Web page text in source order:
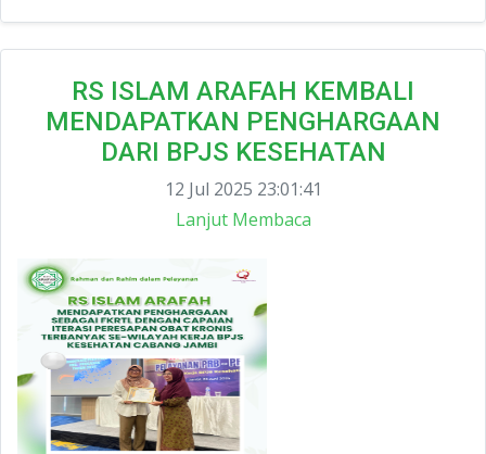
RS ISLAM ARAFAH KEMBALI
MENDAPATKAN PENGHARGAAN
DARI BPJS KESEHATAN
12 Jul 2025 23:01:41
Lanjut Membaca